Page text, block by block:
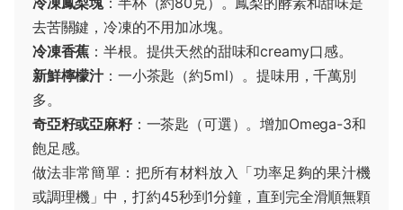
去苦關鍵，冷凍的不用加冰塊。
冷凍香蕉 ：半根。提供天然的甜味和creamy口感。
新鮮檸檬汁：一小茶匙（約5ml）。提味用，千萬別
多。
奇亞籽或亞麻籽：一茶匙（可選）。增加Omega-3和
飽足感。
做法非常簡單：把所有材料放入「功率足夠的果汁機
或調理機」中，打約45秒到1分鐘，直到完全滑順無顆